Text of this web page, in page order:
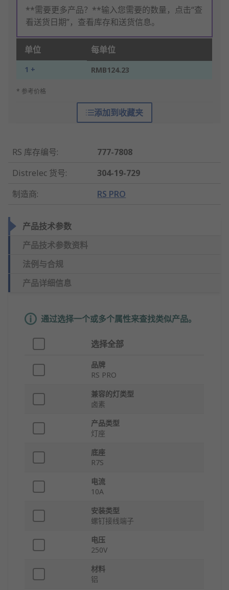
**需要更多产品？**输入您需要的数量，点击“查
看送货日期”，查看库存和送货信息。
单位 每单位
1 + RMB124.23
* 参考价格
添加到收藏夹
RS 库存编号:
777-7808
Distrelec 货号:
304-19-729
制造商: RS PRO
产品技术参数
产品技术参数资料
法例与合规
产品详细信息
通过选择一个或多个属性来查找类似产品。
选择全部
品牌
RS PRO
兼容的灯类型
卤素
产品类型
灯座
底座
R7S
电流
10A
安装类型
螺钉接线端子
电压
250V
材料
铝